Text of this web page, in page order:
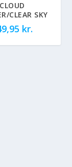
CLOUD
CLEAR SKY
kr.